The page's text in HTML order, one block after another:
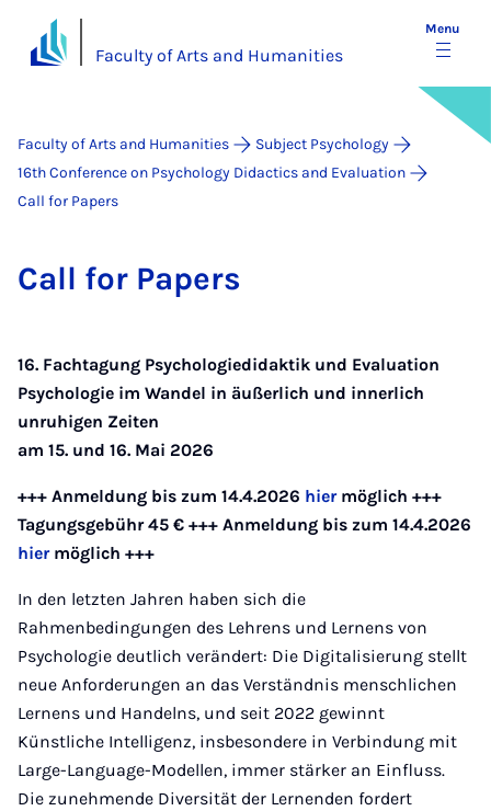
Faculty of Arts and Humanities
Menu
Faculty of Arts and Humanities
Subject Psychology
16th Conference on Psychology Didactics and Evaluation
Call for Papers
Call for Pa­pers
16. Fachtagung Psychologiedidaktik und Evaluation
Psychologie im Wandel in äußerlich und innerlich
unruhigen Zeiten
am 15. und 16. Mai 2026
+++ Anmeldung bis zum 14.4.2026 hiermöglich +++
Tagungsgebühr 45 € +++ Anmeldung bis zum 14.4.2026
hiermöglich +++
In den letzten Jahren haben sich die
Rahmenbedingungen des Lehrens und Lernens von
Psychologie deutlich verändert: Die Digitalisierung stellt
neue Anforderungen an das Verständnis menschlichen
Lernens und Handelns, und seit 2022 gewinnt
Künstliche Intelligenz, insbesondere in Verbindung mit
Large-Language-Modellen, immer stärker an Einfluss.
Die zunehmende Diversität der Lernenden fordert